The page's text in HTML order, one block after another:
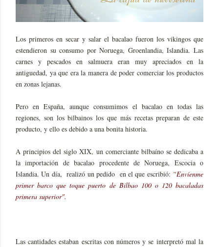
Los primeros en secar y salar el bacalao fueron los vikingos que
estendieron su consumo por Noruega, Groenlandia, Islandia. Las
carnes y pescados en salmuera eran muy apreciados en la
antiguedad, ya que era la manera de poder comerciar los productos
en zonas lejanas.
Pero en España, aunque consumimos el bacalao en todas las
regiones, son los bilbainos los que más recetas preparan de este
producto, y ello es debido a una bonita historia.
A principios del siglo XIX, un comerciante bilbaíno se dedicaba a
la importación de bacalao procedente de Noruega, Escocia o
Islandia. Un día, realizó un pedido en el que escribió: “Envíenme
primer barco que toque puerto de Bilbao 100 o 120 bacaladas
primera superior".
Las cantidades estaban escritas con números y se interpretó mal la